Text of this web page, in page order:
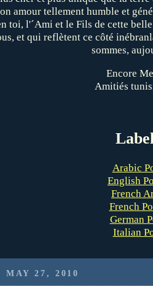
amour tellement humble et
toi, l'´Ami et le Fils de cette
et qui reflètent ce côté
sommes,
Encore
Amitiés
Arabic
English
French
French
German
Italian
MAY 27, 2010